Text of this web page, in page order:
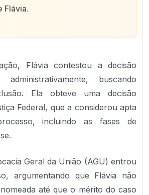
Flávia.
Flávia contestou a decisão
administrativamente, buscando
Ela obteve uma decisão
Federal, que a considerou apta
incluindo as fases de
Geral da União (AGU) entrou
argumentando que Flávia não
até que o mérito do caso